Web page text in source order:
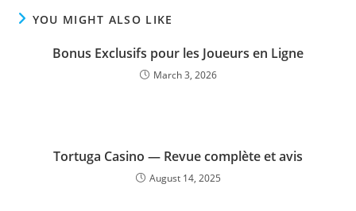
YOU MIGHT ALSO LIKE
Bonus Exclusifs pour les Joueurs en Ligne
March 3, 2026
Tortuga Casino — Revue complète et avis
August 14, 2025